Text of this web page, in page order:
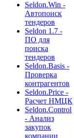
Seldon.Win -
Автопоиск
тендеров
Seldon 1.7 -
ПО для
поиска
тендеров
Seldon.Basis -
Проверка
контрагентов
Seldon.Price -
Расчет НМЦК
Seldon.Control
- Анализ
закупок
компании